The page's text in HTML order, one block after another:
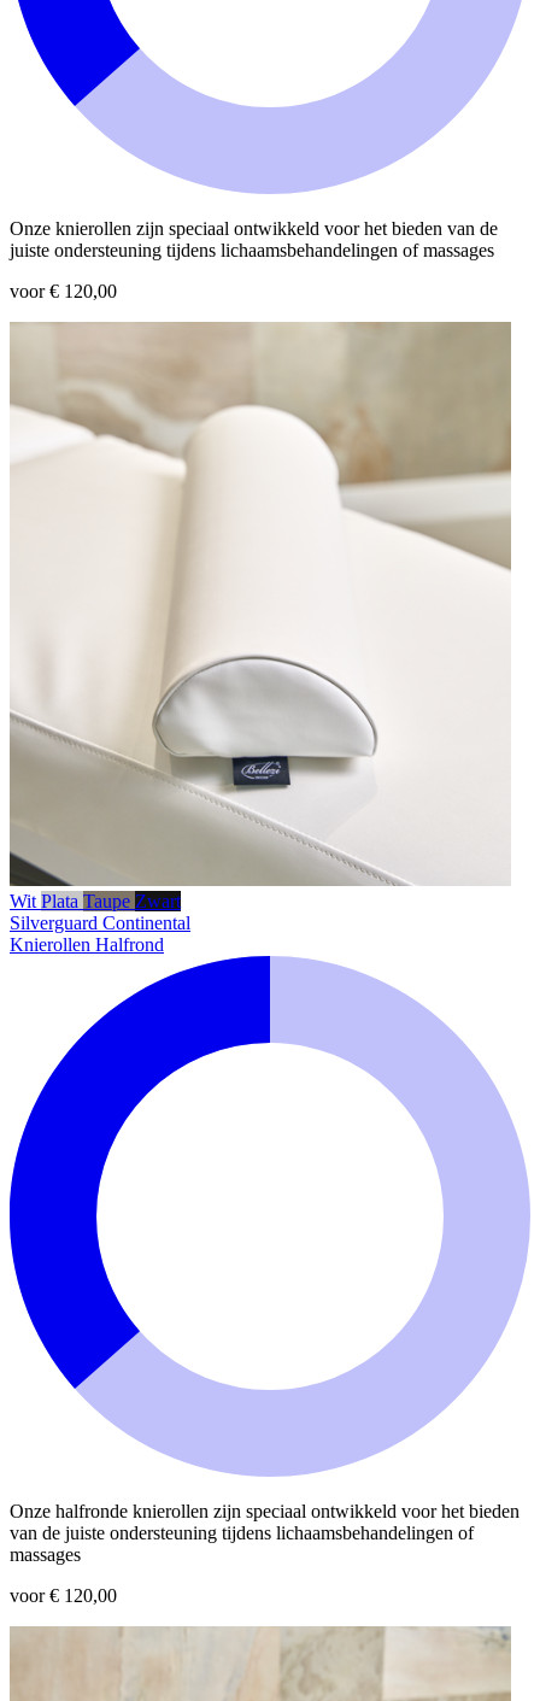
Onze knierollen zijn speciaal ontwikkeld voor het bieden van de
juiste ondersteuning tijdens lichaamsbehandelingen of massages
voor € 120,00
Wit Plata Taupe Zwart
Silverguard Continental
Knierollen Halfrond
Onze halfronde knierollen zijn speciaal ontwikkeld voor het bieden
van de juiste ondersteuning tijdens lichaamsbehandelingen of
massages
voor € 120,00